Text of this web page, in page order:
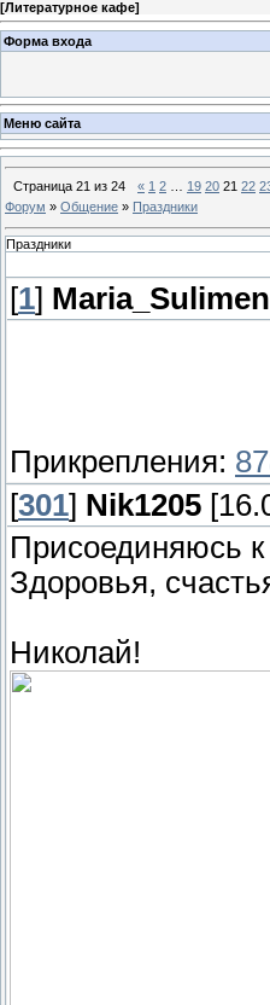
[Литературное кафе]
Форма входа
Меню сайта
Страница 21 из 24 « 1 2 19 20 21 22
Форум » Общение » Праздники
Праздники
[1]
Прикрепления:
[301] Nik1205
Присоединяюсь
Здоровья,
Николай!